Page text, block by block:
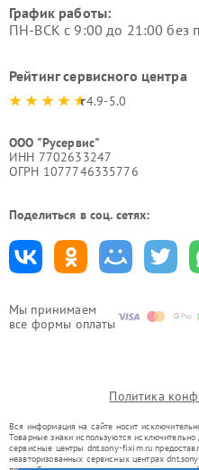
Мы принимаем
все формы оплаты
График работы:
ПН-ВСК с 9:00 до 21:00 без
Рейтинг сервисного центра
4.9-5.0
ООО "Русервис"
ИНН 7702633247
ОГРН 1077746335776
Поделиться в соц. сетях:
Политика
Вся информация на сайте носит
Товарные знаки используются
сервисные центры dnt.sony-fixim.ru
неавторизованных сервисных центрах